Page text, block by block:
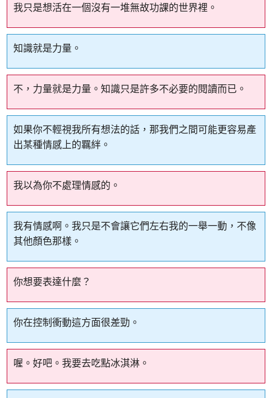
我只是想活在一個沒有一堆無故功課的世界裡。
知識就是力量。
不，力量就是力量。知識只是許多不必要的閱讀而已。
如果你不輕視我所有想法的話，那我們之間可能更容易產
出某種情感上的羈絆。
我以為你不處理情感的。
我有情感啊。我只是不會讓它們左右我的一舉一動，不像
其他顏色那樣。
你想要表達什麼？
你在控制衝動這方面很差勁。
喔。好吧。我要去吃點冰淇淋。